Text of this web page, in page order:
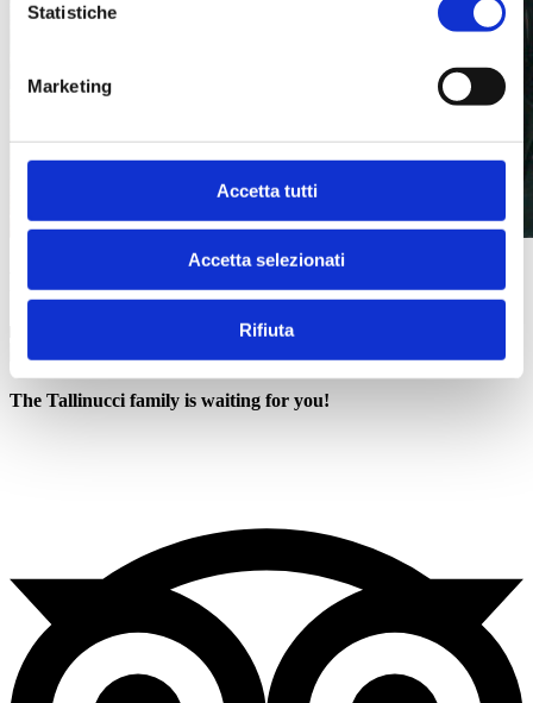
Statistiche
Marketing
Accetta tutti
Accetta selezionati
Rifiuta
FAQ
The Tallinucci family is waiting for you!